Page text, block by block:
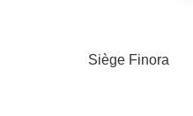
Siège Finora